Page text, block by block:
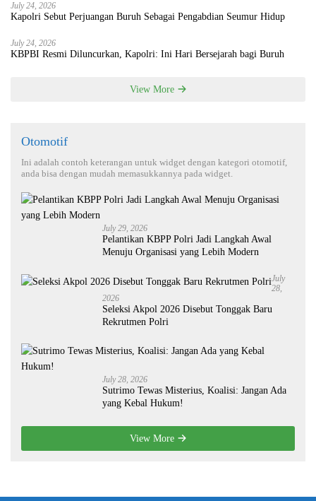
July 24, 2026
Kapolri Sebut Perjuangan Buruh Sebagai Pengabdian Seumur Hidup
July 24, 2026
KBPBI Resmi Diluncurkan, Kapolri: Ini Hari Bersejarah bagi Buruh
View More
Otomotif
Ini adalah contoh keterangan untuk widget dengan kategori otomotif,
anda bisa dengan mudah memasukkannya pada widget.
July 29, 2026
Pelantikan KBPP Polri Jadi Langkah Awal
Menuju Organisasi yang Lebih Modern
July
28,
2026
Seleksi Akpol 2026 Disebut Tonggak Baru
Rekrutmen Polri
July 28, 2026
Sutrimo Tewas Misterius, Koalisi: Jangan Ada
yang Kebal Hukum!
View More